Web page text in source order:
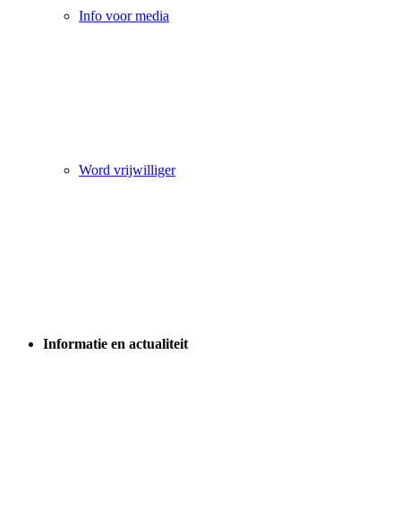
Info voor media
Word vrijwilliger
Informatie en actualiteit